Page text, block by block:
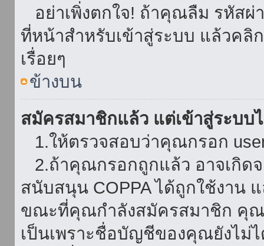
อย่าเพิ่งตกใจ! ถ้าคุณลืม รหัสผ่
ที่หน้าสำหรับเข้าสู่ระบบ แล้วค
เรื่อยๆ
ข้างบน
สมัครสมาชิกแล้ว แต่เข้าสู่ระบบ
1.ให้ตรวจสอบว่าคุณกรอก
2.ถ้าคุณกรอกถูกแล้ว อาจเกิด
สนับสนุน COPPA ได้ถูกใช้งาน
ขณะที่คุณกำลังสมัครสมาชิก คุ
เป็นเพราะชื่อบัญชีของคุณยังไม่